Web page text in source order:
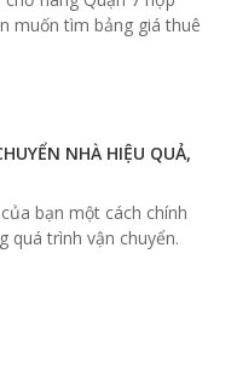
muốn tìm bảng giá thuê
NHÀ HIỆU QUẢ,
bạn một cách chính
quá trình vận chuyển.